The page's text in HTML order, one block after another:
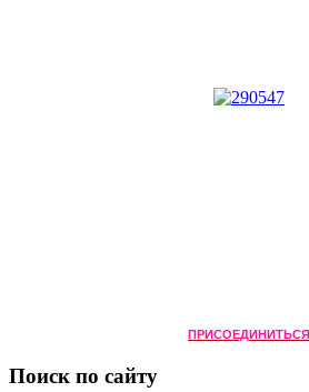
ПРИСОЕДИНИТЬСЯ
Поиск по сайту